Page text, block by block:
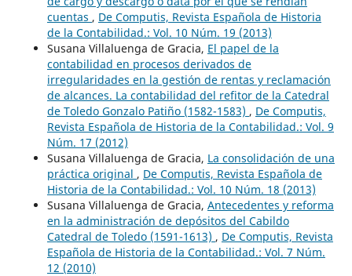
cuentas , De Computis, Revista Española de Historia
de la Contabilidad.: Vol. 10 Núm. 19 (2013)
Susana Villaluenga de Gracia, El papel de la
contabilidad en procesos derivados de
irregularidades en la gestión de rentas y reclamación
de alcances. La contabilidad del refitor de la Catedral
de Toledo Gonzalo Patiño (1582-1583) , De Computis,
Revista Española de Historia de la Contabilidad.: Vol. 9
Núm. 17 (2012)
Susana Villaluenga de Gracia, La consolidación de una
práctica original , De Computis, Revista Española de
Historia de la Contabilidad.: Vol. 10 Núm. 18 (2013)
Susana Villaluenga de Gracia, Antecedentes y reforma
en la administración de depósitos del Cabildo
Catedral de Toledo (1591-1613) , De Computis, Revista
Española de Historia de la Contabilidad.: Vol. 7 Núm.
12 (2010)